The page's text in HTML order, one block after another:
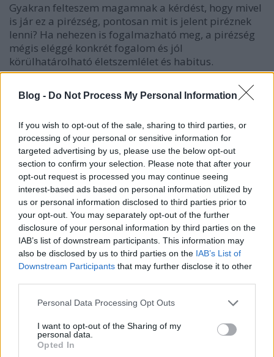
Blog - Do Not Process My Personal Information
If you wish to opt-out of the sale, sharing to third parties, or
processing of your personal or sensitive information for
targeted advertising by us, please use the below opt-out
section to confirm your selection. Please note that after your
opt-out request is processed you may continue seeing
interest-based ads based on personal information utilized by
us or personal information disclosed to third parties prior to
your opt-out. You may separately opt-out of the further
disclosure of your personal information by third parties on the
IAB’s list of downstream participants. This information may
also be disclosed by us to third parties on the IAB’s List of
Downstream Participants that may further disclose it to other
Please note that this website/app uses one or more Google
not limited to your visit or usage behaviour. You may click to
grant or deny consent to Google and its third-party tags to
use your data for below specified purposes in below Google
Personal Data Processing Opt Outs
I want to opt-out of the Sharing of my
personal data.
Opted In
Gyakran felteszem magamnak a kérdést, hogy mivel
is jár ez a pirézség, pontosan mit is jelent piréznek
lenni? Ha nehezen is fogalmazható meg, a pirézség
mégis eléggé konkrét fogalom és jól
körülhatárolható életszemlélet és habitus.
A pirézség leginkább nyilván valamiféle
érzékenységet és speciális (illetve hogy szerintem
belátásnál és toleranciánál többet: szolidaritást. De
nem bárkivel, hanem azokkal, akik valahol
valamilyen módon elszenvedői különbözőségüknek,
másságuknak, kisebbségi helyzetüknek. Ugyanakkor
szentül vallom, a dolog lényegéhez tartozik az is,
hogy a piréz a másféleséget egyáltalán nem
gondolja sorsverésnek, nem hendikepként, hanem
igenis értékként tekint rá akkor is, ha épp emiatt
adódik bármilyen hátrányos megkülönböztetés.
Nem a különbözőséggel van ugyanis baj, hanem
azokkal, akik ezt nem kedvező és kívánatos, hanem
Különbözni ugyanis jobb, mint hasonlítani. Ami
Társoldal:Első piréz